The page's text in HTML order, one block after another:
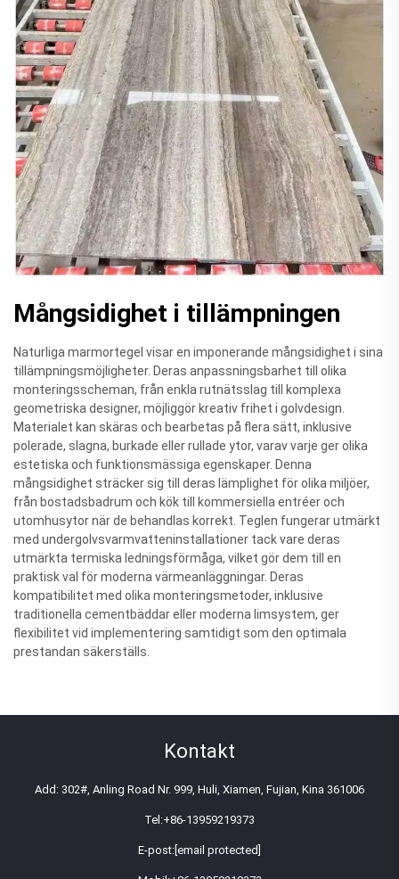
Mångsidighet i tillämpningen
Naturliga marmortegel visar en imponerande mångsidighet i sina
tillämpningsmöjligheter. Deras anpassningsbarhet till olika
monteringsscheman, från enkla rutnätsslag till komplexa
geometriska designer, möjliggör kreativ frihet i golvdesign.
Materialet kan skäras och bearbetas på flera sätt, inklusive
polerade, slagna, burkade eller rullade ytor, varav varje ger olika
estetiska och funktionsmässiga egenskaper. Denna
mångsidighet sträcker sig till deras lämplighet för olika miljöer,
från bostadsbadrum och kök till kommersiella entréer och
utomhusytor när de behandlas korrekt. Teglen fungerar utmärkt
med undergolvsvarmvatteninstallationer tack vare deras
utmärkta termiska ledningsförmåga, vilket gör dem till en
praktisk val för moderna värmeanläggningar. Deras
kompatibilitet med olika monteringsmetoder, inklusive
traditionella cementbäddar eller moderna limsystem, ger
flexibilitet vid implementering samtidigt som den optimala
prestandan säkerställs.
Kontakt
Add: 302#, Anling Road Nr. 999, Huli, Xiamen, Fujian, Kina 361006
Tel:+86-13959219373
E-post: [email protected]